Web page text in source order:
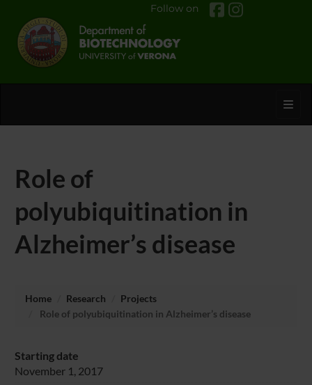
Follow on
Role of
polyubiquitination in
Alzheimer’s disease
Home Research
Projects
Role of polyubiquitination in Alzheimer’s disease
Starting date
November 1, 2017